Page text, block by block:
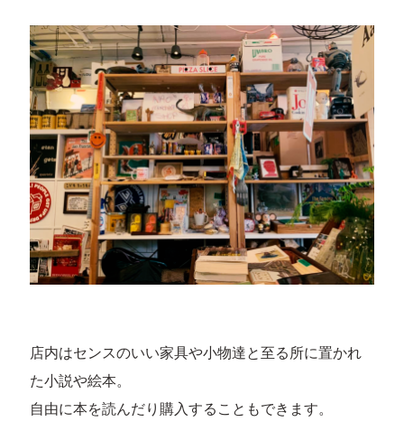
店内はセンスのいい家具や小物達と至る所に置かれ
た小説や絵本。
自由に本を読んだり購入することもできます。